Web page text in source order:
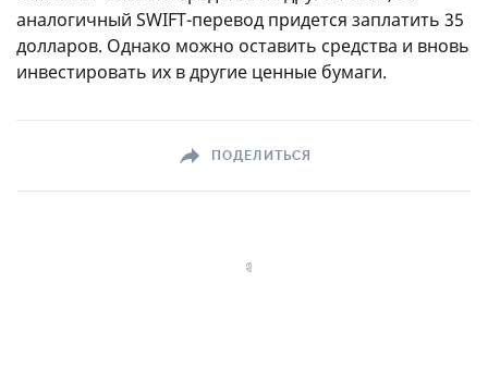
аналогичный SWIFT-перевод придется заплатить 35
долларов. Однако можно оставить средства и вновь
инвестировать их в другие ценные бумаги.
ПОДЕЛИТЬСЯ